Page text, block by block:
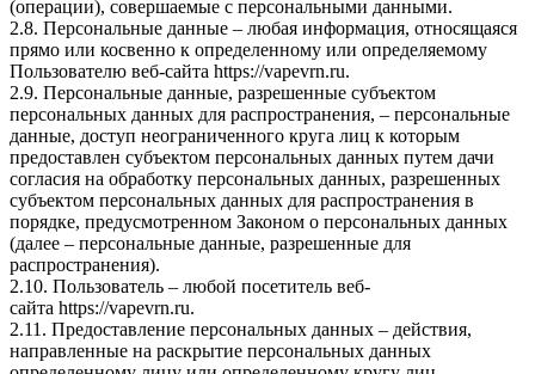
(операции), совершаемые с персональными данными.
2.8. Персональные данные – любая информация, относящаяся
прямо или косвенно к определенному или определяемому
Пользователю веб-сайта https://vapevrn.ru.
2.9. Персональные данные, разрешенные субъектом
персональных данных для распространения, – персональные
данные, доступ неограниченного круга лиц к которым
предоставлен субъектом персональных данных путем дачи
согласия на обработку персональных данных, разрешенных
субъектом персональных данных для распространения в
порядке, предусмотренном Законом о персональных данных
(далее – персональные данные, разрешенные для
распространения).
2.10. Пользователь – любой посетитель веб-
сайта https://vapevrn.ru.
2.11. Предоставление персональных данных – действия,
направленные на раскрытие персональных данных